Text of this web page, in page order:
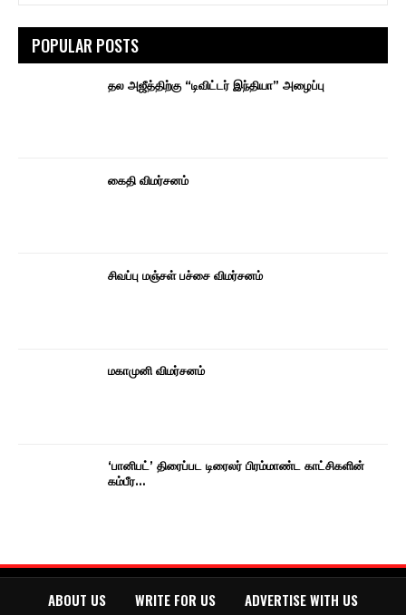
POPULAR POSTS
தல அஜீத்திற்கு “டிவிட்டர் இந்தியா” அழைப்பு
கைதி விமர்சனம்
சிவப்பு மஞ்சள் பச்சை விமர்சனம்
மகாமுனி விமர்சனம்
‘பானிபட்’ திரைப்பட டிரைலர் பிரம்மாண்ட காட்சிகளின்
கம்பீர…
ABOUT US WRITE FOR US ADVERTISE WITH US